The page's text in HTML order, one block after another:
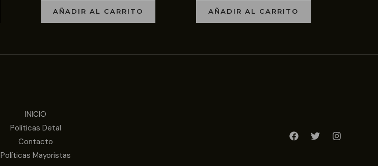
AÑADIR AL CARRITO AÑADIR AL CARRITO
INICIO
Políticas Detal
Contacto
Políticas Mayoristas